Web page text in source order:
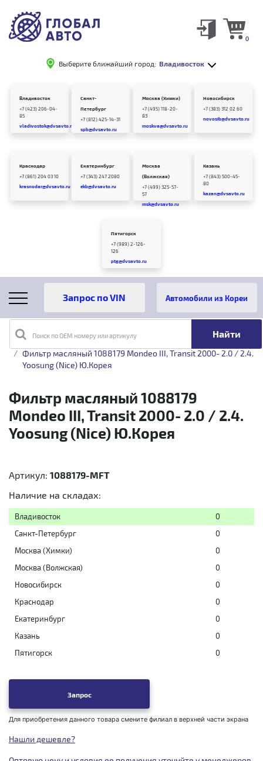
Выберите ближайший город: Владивосток
0
Владивосток
+7 (423) 206-04-
85
vladivostok@dvsavto.ru
Санкт-
Петербург
+7 (812) 425-14-31
spb@dvsavto.ru
Москва (Химки)
+7 (495) 118-20-
83
moskva@dvsavto.ru
Новосибирск
+7 (383) 312 02 60
novosib@dvsavto.ru
Краснодар
+7 (861) 204 03 10
krasnodar@dvsavto.ru
Екатеринбург
+7 (343) 247 2080
ekb@dvsavto.ru
Москва
(Волжская)
+7 (499) 325-57-
57
msk@dvsavto.ru
Казань
+7 (843) 500-45-
80
kazan@dvsavto.ru
Пятигорск
+7 (989) 2-126-
126
ptg@dvsavto.ru
Поиск по OEM номеру или артикулу
Автомобили из Кореи
Главная
Каталог товаров
Фильтр масляный 1088179 Mondeo III, Transit 2000- 2.0 / 2.4.
Yoosung (Nice) Ю.Корея
Фильтр масляный 1088179
Mondeo III, Transit 2000- 2.0 / 2.4.
Yoosung (Nice) Ю.Корея
Артикул: 1088179-MFT
Наличие на складах:
Владивосток
0
Санкт-Петербург
0
Москва (Химки)
0
Москва (Волжская)
0
Новосибирск
0
Краснодар
0
Екатеринбург
0
Казань
0
Пятигорск
0
Запрос
Для приобретения данного товара смените филиал в верхней части экрана
Нашли дешевле?